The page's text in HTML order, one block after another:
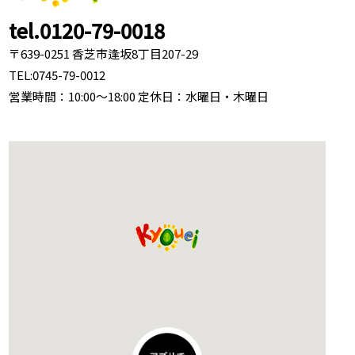
tel.0120-79-0018
〒639-0251 香芝市逢坂8丁目207-29
TEL:0745-79-0012
営業時間：10:00～18:00 定休日：水曜日・木曜日